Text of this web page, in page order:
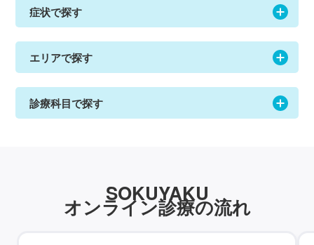
症状で探す
エリアで探す
診療科目で探す
SOKUYAKU
オンライン診療の流れ